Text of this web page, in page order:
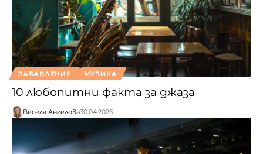
ЗАБАВЛЕНИЕ МУЗИКА
10 любопитни факта за джаза
Весела Ангелова30.04.2026